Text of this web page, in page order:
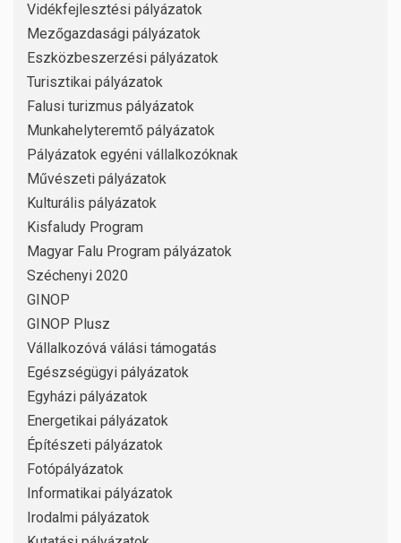
Vidékfejlesztési pályázatok
Mezőgazdasági pályázatok
Eszközbeszerzési pályázatok
Turisztikai pályázatok
Falusi turizmus pályázatok
Munkahelyteremtő pályázatok
Pályázatok egyéni vállalkozóknak
Művészeti pályázatok
Kulturális pályázatok
Kisfaludy Program
Magyar Falu Program pályázatok
Széchenyi 2020
GINOP
GINOP Plusz
Vállalkozóvá válási támogatás
Egészségügyi pályázatok
Egyházi pályázatok
Energetikai pályázatok
Építészeti pályázatok
Fotópályázatok
Informatikai pályázatok
Irodalmi pályázatok